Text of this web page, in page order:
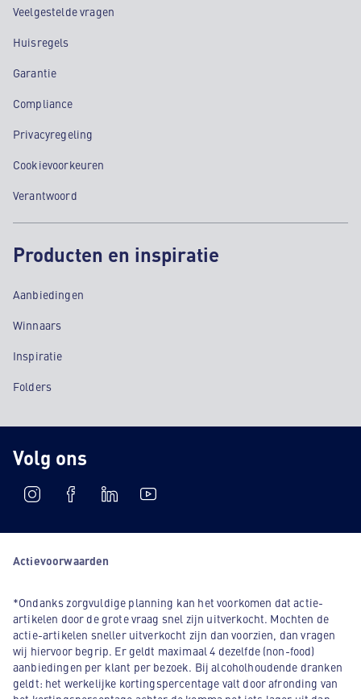
Veelgestelde vragen
Huisregels
Garantie
Compliance
Privacyregeling
Cookievoorkeuren
Verantwoord
Producten en inspiratie
Aanbiedingen
Winnaars
Inspiratie
Folders
Volg ons
Actievoorwaarden
*Ondanks zorgvuldige planning kan het voorkomen dat actie-
artikelen door de grote vraag snel zijn uitverkocht. Mochten de
actie-artikelen sneller uitverkocht zijn dan voorzien, dan vragen
wij hiervoor begrip. Er geldt maximaal 4 dezelfde (non-food)
aanbiedingen per klant per bezoek. Bij alcoholhoudende dranken
geldt: het werkelijke kortingspercentage valt door afronding van